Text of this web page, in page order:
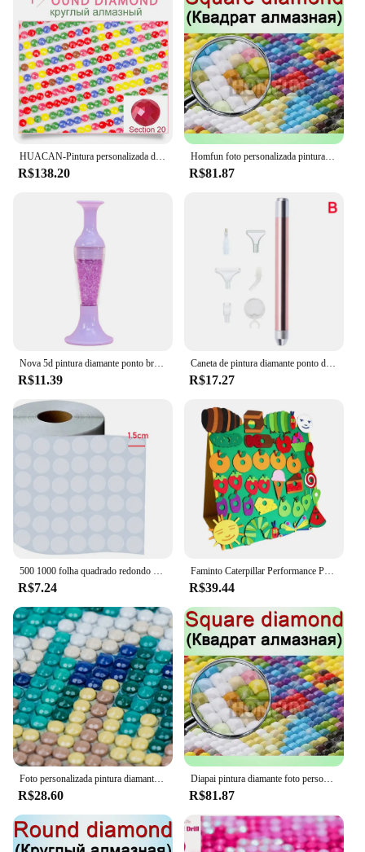
R$138.20
Homfun foto personalizada pintura diamante 5d diy imagem de strass diamante bordado 3d ponto cruz decoração de casamento para casa
R$81.87
Nova 5d pintura diamante ponto broca caneta diy artesanato gradiente cor flor pote forma ponto cruz bordado acessórios de costura
R$11.39
Caneta de pintura diamante ponto de iluminação caneta broca com lupa ferramenta artesanato
R$17.27
500 1000 folha quadrado redondo classificação etiqueta adesivos ferramentas pintura diamante diamante distinguir caixa de armazenamento etiqueta quente
R$7.24
Faminto Caterpillar Performance Props, feltro brinquedos, Inglês Picture Books, Ensino Aids, brinquedo interativo, Hot Sell
R$39.44
Foto personalizada pintura diamante 5d diy imagem strass diamante bordado casa decorações de casamento crianças pais presentes memorial
R$28.60
Diapai pintura diamante foto personalizada 5d diy imagem de strass diamante bordado 3d ponto cruz decoração de casamento para casa
R$81.87